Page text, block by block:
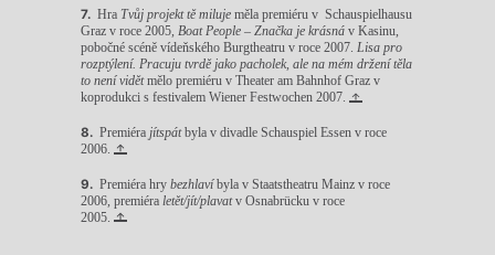
Hra Tvůj projekt tě miluje měla premiéru v Schauspielhausu
Graz v roce 2005,Boat People – Značka je krásná v Kasinu,
pobočné scéně vídeňského Burgtheatru v roce 2007.Lisa pro
rozptýlení. Pracuju tvrdě jako pacholek, ale na mém držení těla
to není vidětmělo premiéru v Theater am Bahnhof Graz v
koprodukci s festivalem Wiener Festwochen 2007.
Premiéra jítspátbyla v divadle Schauspiel Essen v roce
2006.
Premiéra hrybezhlavíbyla v Staatstheatru Mainz v roce
2006, premiéraletět/jít/plavatv Osnabrücku v roce
2005.